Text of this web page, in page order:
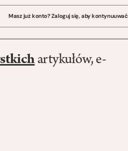
Masz już konto? Zaloguj się, aby kontynuuwać
artykułów, e-